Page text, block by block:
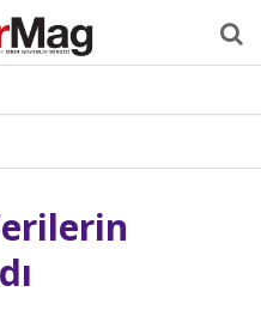
Editörden
Gelenler
İletişim